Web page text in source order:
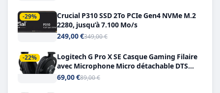
-29%
Crucial P310 SSD 2To PCIe Gen4 NVMe M.2
2280, jusqu’à 7.100 Mo/s
249,00 €349,00 €
-22%
Logitech G Pro X SE Casque Gaming Filaire
avec Microphone Micro détachable DTS
Headphone X 7.1
69,00 €89,00 €